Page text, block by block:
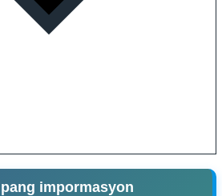
impormasyon